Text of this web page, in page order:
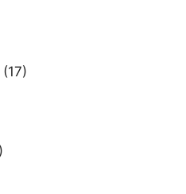
(17)